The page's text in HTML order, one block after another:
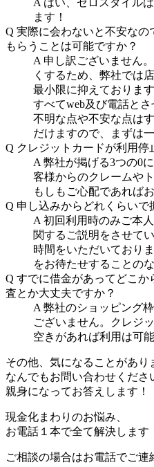
A はい、ゼロスタイル
ます！
Q 実際に会わないと不安なの
もらうことは可能ですか？
A 申し訳ございません
くするため、弊社では
最小限に抑えておりま
すべてweb及び電話と
不明な点や不安な点は
だけますので、まずは
Q クレジットカードが利用停
A 弊社が掲げる3つの0
客様からのクレームや
もしもご心配であれば
Q 申し込みからどれくらいで
A 初回利用時のみご本
関するご説明をさせて
時間をいただいており
をお待たせすることの
Q すでに借金があってどこか
査とか大丈夫ですか？
A 弊社のショッピング
ございません。クレジ
空きがあれば利用は可能
その他、気になることがあり
なんでもお問い合わせくださ
親身になってお答えします！
現金化まわりのお悩み、
お電話１本で全て解決します
ご相談の場合はお電話でご連